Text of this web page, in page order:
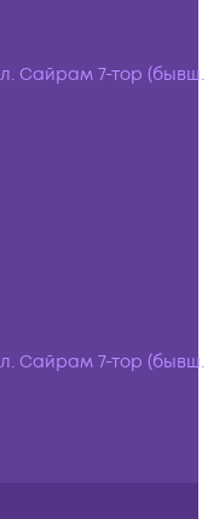
Сайрам 7-тор (бывш.
Сайрам 7-тор (бывш.